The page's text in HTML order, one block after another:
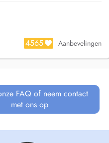
4565 Aanbevelingen
FAQ of neem contact
met ons op